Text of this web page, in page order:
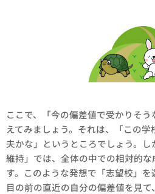
ここで、「今の偏差値で受かりそ
えてみましょう。それは、「この
夫かな」というところでしょう。
維持」では、全体の中での相対的
す。このような発想で「志望校」を
目の前の直近の自分の偏差値を見